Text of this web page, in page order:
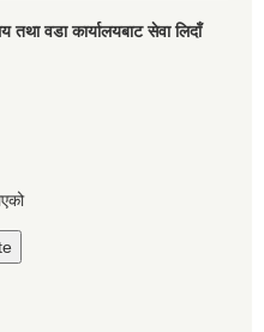
तथा वडा कार्यालयबाट सेवा लिदाँ